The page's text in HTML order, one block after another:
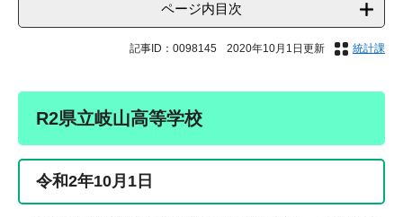
ページ内目次
記事ID：0098145 2020年10月1日更新 統計課
R2県立岐山高等学校
令和2年10月1日